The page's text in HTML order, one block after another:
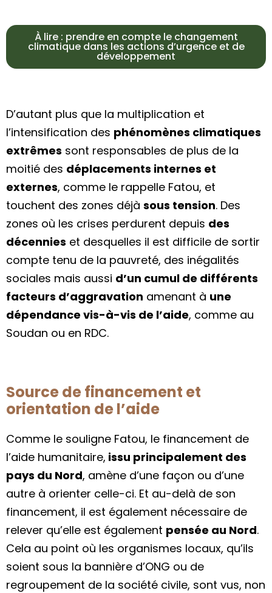
À lire : prendre en compte le changement
climatique dans les actions d’urgence et de
développement
D’autant plus que la multiplication et
l’intensification des phénomènes climatiques
extrêmes sont responsables de plus de la
moitié des déplacements internes et
externes, comme le rappelle Fatou, et
touchent des zones déjà sous tension. Des
zones où les crises perdurent depuis des
décennies et desquelles il est difficile de sortir
compte tenu de la pauvreté, des inégalités
sociales mais aussi d’un cumul de différents
facteurs d’aggravation amenant à une
dépendance vis-à-vis de l’aide, comme au
Soudan ou en RDC.
Source de financement et
orientation de l’aide
Comme le souligne Fatou, le financement de
l’aide humanitaire, issu principalement des
pays du Nord, amène d’une façon ou d’une
autre à orienter celle-ci. Et au-delà de son
financement, il est également nécessaire de
relever qu’elle est également pensée au Nord.
Cela au point où les organismes locaux, qu’ils
soient sous la bannière d’ONG ou de
regroupement de la société civile, sont vus, non